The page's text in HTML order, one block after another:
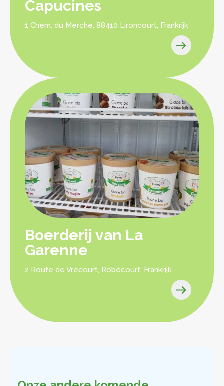
Capucines
1 Chem. du Merche, 88410 Lironcourt, Frankrijk
Boerderij van La
Garenne
2 Route de Vrécourt, Robécourt, Frankrijk